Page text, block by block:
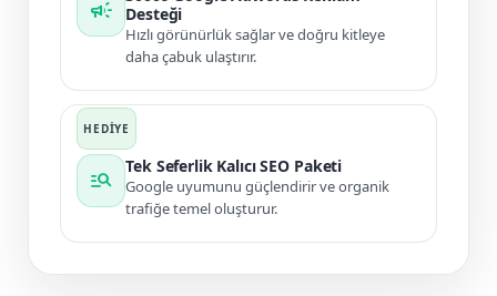
campaign
Desteği
Hızlı görünürlük sağlar ve doğru kitleye
daha çabuk ulaştırır.
manage_search
Tek Seferlik Kalıcı SEO Paketi
Google uyumunu güçlendirir ve organik
trafiğe temel oluşturur.